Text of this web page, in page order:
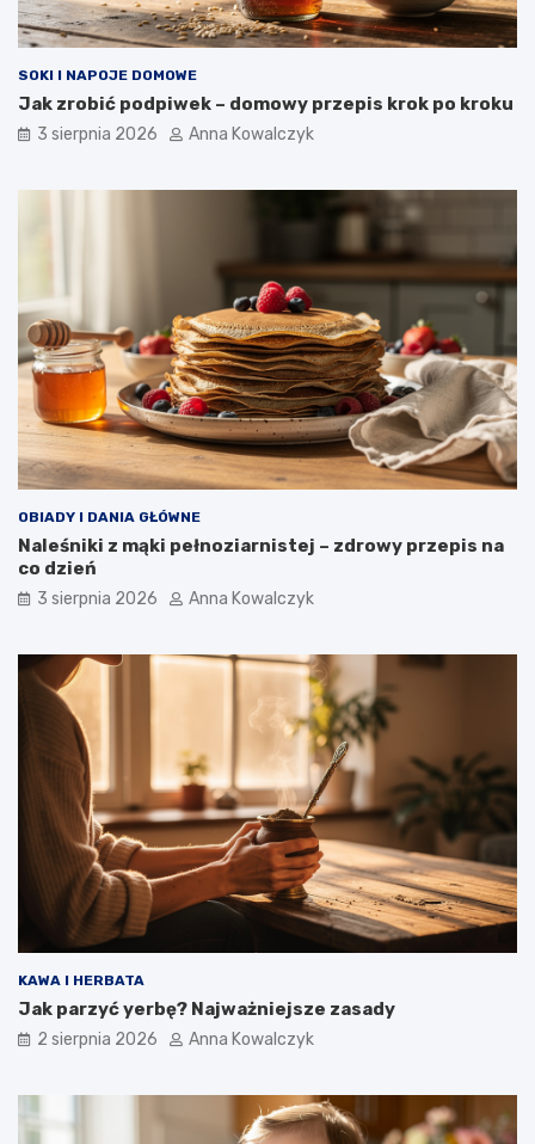
SOKI I NAPOJE DOMOWE
Jak zrobić podpiwek – domowy przepis krok po kroku
3 sierpnia 2026 Anna Kowalczyk
OBIADY I DANIA GŁÓWNE
Naleśniki z mąki pełnoziarnistej – zdrowy przepis na
co dzień
3 sierpnia 2026 Anna Kowalczyk
KAWA I HERBATA
Jak parzyć yerbę? Najważniejsze zasady
2 sierpnia 2026 Anna Kowalczyk